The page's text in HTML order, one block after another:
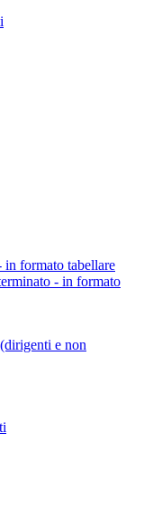
in formato tabellare
- in formato
e non